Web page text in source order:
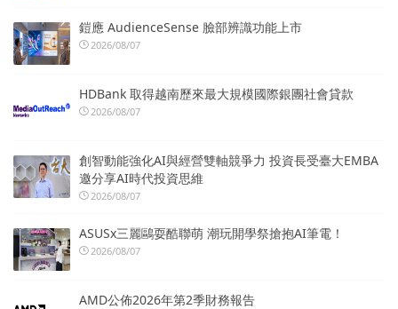
鎧應 AudienceSense 臉部辨識功能上市
2026/08/07
HDBank 取得越南歷來最大規模國際銀團社會貸款
2026/08/07
創智動能強化AI與經營雙軸競爭力 投資長受臺大EMBA
邀分享AI時代投資思維
2026/08/07
ASUSx三麗鷗耍酷聯萌 潮玩開學祭搶抱AI筆電！
2026/08/07
AMD公佈2026年第2季財務報告